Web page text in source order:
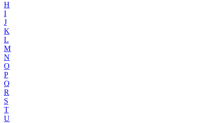
H
I
J
K
L
M
N
O
P
Q
R
S
T
U